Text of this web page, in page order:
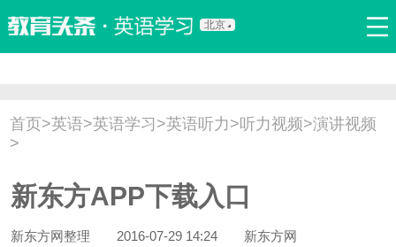
北京
双语新闻 口译翻译 职场英语 娱乐英语 少儿英语
流行语 新概念
首页>英语>英语学习 >英语听力>听力视频>演讲视频
>
新东方APP下载入口
新东方网整理 2016-07-29 14:24 新东方网